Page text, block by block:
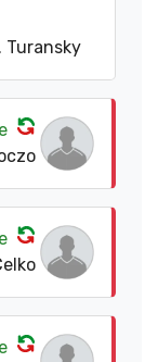
Turansky